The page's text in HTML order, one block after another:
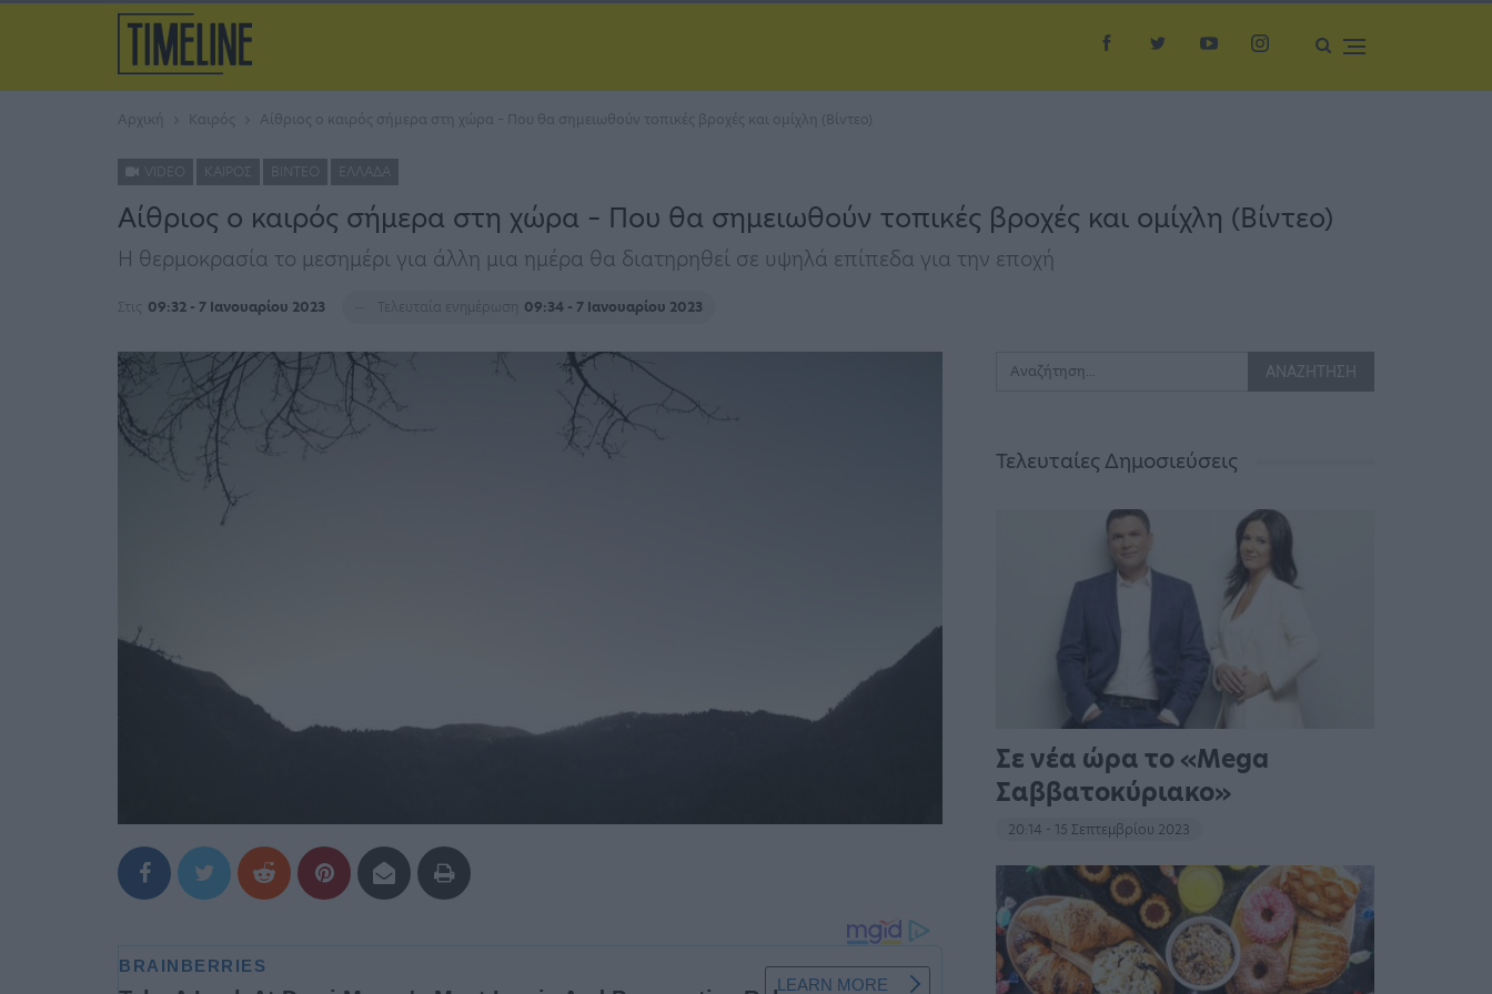
Αρχική Καιρός Αίθριος ο καιρός σήμερα στη χώρα – Που θα σημειωθούν τοπικές βροχές και ομίχλη (Βίντεο)
ΚΑΙΡΌΣ ΒΊΝΤΕΟ ΕΛΛΆΔΑ
Αίθριος ο καιρός σήμερα στη χώρα – Που θα σημειωθούν τοπικές βροχές και ομίχλη (Βίντεο)
Η θερμοκρασία το μεσημέρι για άλλη μια ημέρα θα διατηρηθεί σε υψηλά επίπεδα για την εποχή
Στις 09:32 - 7 Ιανουαρίου 2023 Τελευταία ενημέρωση 09:34 - 7 Ιανουαρίου 2023
Τελευταίες Δημοσιεύσεις
Σε νέα ώρα το «Mega
Σαββατοκύριακο»
20:14 - 15 Σεπτεμβρίου 2023